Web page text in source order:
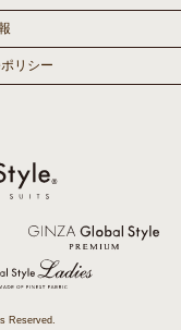
リシー
Reserved.